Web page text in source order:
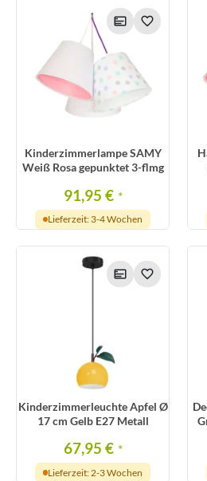
Kinderzimmerlampe SAMY
Weiß Rosa gepunktet 3-flmg
91,95 € *
Lieferzeit: 3-4 Wochen
Kinderzimmerleuchte Apfel Ø
17 cm Gelb E27 Metall
67,95 € *
Lieferzeit: 2-3 Wochen